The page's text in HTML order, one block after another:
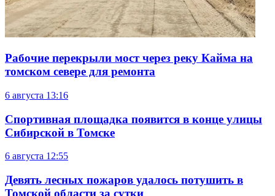
Рабочие перекрыли мост через реку Кайма на
томском севере для ремонта
6 августа 13:16
Спортивная площадка появится в конце улицы
Сибирской в Томске
6 августа 12:55
Девять лесных пожаров удалось потушить в
Томской области за сутки